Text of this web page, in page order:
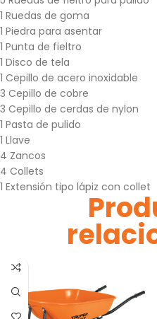
1 Ruedas de goma
1 Piedra para asentar
1 Punta de fieltro
1 Disco de tela
1 Cepillo de acero inoxidable
3 Cepillo de cobre
3 Cepillo de cerdas de nylon
1 Pasta de pulido
1 Llave
4 Zancos
4 Collets
1 Extensión tipo lápiz con collet